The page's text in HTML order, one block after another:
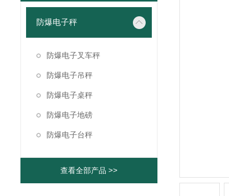
防爆电子秤
防爆电子叉车秤
防爆电子吊秤
防爆电子桌秤
防爆电子地磅
防爆电子台秤
查看全部产品 >>